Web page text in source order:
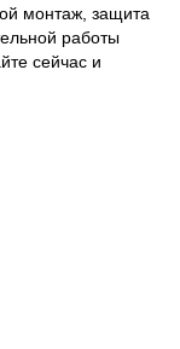
монтаж, защита
работы
сейчас и